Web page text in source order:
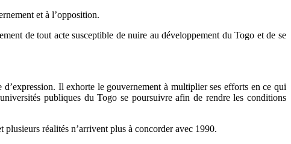
et à l’opposition.
de tout acte susceptible de nuire au développement du Togo et de se
Il exhorte le gouvernement à multiplier ses efforts en ce qui
publiques du Togo se poursuivre afin de rendre les conditions
réalités n’arrivent plus à concorder avec 1990.